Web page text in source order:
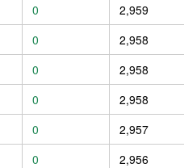
0 2,959
0 2,958
0 2,958
0 2,958
0 2,957
0 2,956